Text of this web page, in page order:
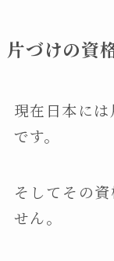
片づけの資
現在日本に
です。
そしてその
せん。